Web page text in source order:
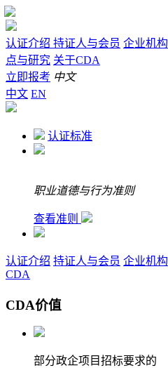
认证介绍 持证人与会员 企业机构
点与研究 关于CDA
立即报考 中文
中文 EN
认证标准
职业道德与行为准则
查看准则
认证介绍 持证人与会员 企业机构
CDA
CDA价值
部分政企项目招标要求的